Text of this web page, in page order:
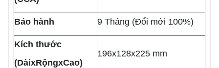
Bảo hành 9 Tháng (Đổi mới 100%)
Kích thước
(DàixRộngxCao)
196x128x225 mm